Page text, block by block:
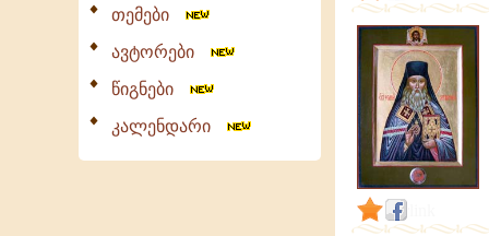
თემები
ავტორები
წიგნები
კალენდარი